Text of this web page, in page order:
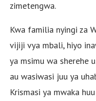
zimetengwa.
Kwa familia nyingi za
vijiji vya mbali, hiyo
ya msimu wa sherehe
au wasiwasi juu ya
Krismasi ya mwaka